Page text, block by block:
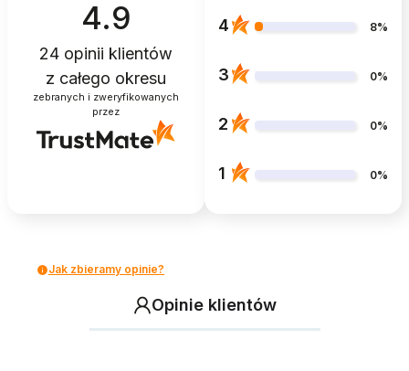
4.9
24 opinii klientów
z całego okresu
zebranych i zweryfikowanych
przez
4 8%
3 0%
2 0%
1 0%
Jak zbieramy opinie?
Opinie klientów